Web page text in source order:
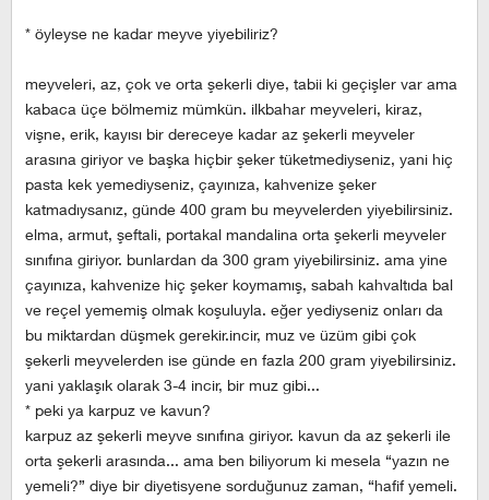
* öyleyse ne kadar meyve yiyebiliriz?
meyveleri, az, çok ve orta şekerli diye, tabii ki geçişler var ama
kabaca üçe bölmemiz mümkün. ilkbahar meyveleri, kiraz,
vişne, erik, kayısı bir dereceye kadar az şekerli meyveler
arasına giriyor ve başka hiçbir şeker tüketmediyseniz, yani hiç
pasta kek yemediyseniz, çayınıza, kahvenize şeker
katmadıysanız, günde 400 gram bu meyvelerden yiyebilirsiniz.
elma, armut, şeftali, portakal mandalina orta şekerli meyveler
sınıfına giriyor. bunlardan da 300 gram yiyebilirsiniz. ama yine
çayınıza, kahvenize hiç şeker koymamış, sabah kahvaltıda bal
ve reçel yememiş olmak koşuluyla. eğer yediyseniz onları da
bu miktardan düşmek gerekir.incir, muz ve üzüm gibi çok
şekerli meyvelerden ise günde en fazla 200 gram yiyebilirsiniz.
yani yaklaşık olarak 3-4 incir, bir muz gibi...
* peki ya karpuz ve kavun?
karpuz az şekerli meyve sınıfına giriyor. kavun da az şekerli ile
orta şekerli arasında... ama ben biliyorum ki mesela “yazın ne
yemeli?” diye bir diyetisyene sorduğunuz zaman, “hafif yemeli.